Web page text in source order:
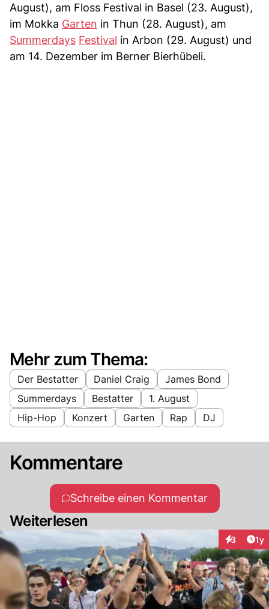
August), am Floss Festival in Basel (23. August),
im Mokka Garten in Thun (28. August), am
Summerdays Festival in Arbon (29. August) und
am 14. Dezember im Berner Bierhübeli.
Mehr zum Thema:
Der Bestatter Daniel Craig
James Bond
Summerdays
Bestatter
1. August
Hip-Hop
Konzert Garten Rap DJ
Kommentare
Schreibe einen Kommentar
Weiterlesen
3 1y